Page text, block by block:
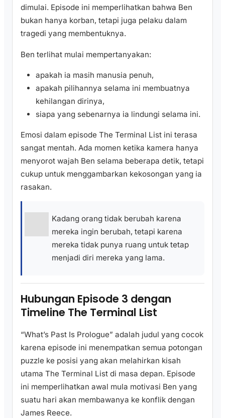
dimulai. Episode ini memperlihatkan bahwa Ben
bukan hanya korban, tetapi juga pelaku dalam
tragedi yang membentuknya.
Ben terlihat mulai mempertanyakan:
apakah ia masih manusia penuh,
apakah pilihannya selama ini membuatnya
kehilangan dirinya,
siapa yang sebenarnya ia lindungi selama ini.
Emosi dalam episode The Terminal List ini terasa
sangat mentah. Ada momen ketika kamera hanya
menyorot wajah Ben selama beberapa detik, tetapi
cukup untuk menggambarkan kekosongan yang ia
rasakan.
Kadang orang tidak berubah karena
mereka ingin berubah, tetapi karena
mereka tidak punya ruang untuk tetap
menjadi diri mereka yang lama.
Hubungan Episode 3 dengan
Timeline The Terminal List
“What’s Past Is Prologue” adalah judul yang cocok
karena episode ini menempatkan semua potongan
puzzle ke posisi yang akan melahirkan kisah
utama The Terminal List di masa depan. Episode
ini memperlihatkan awal mula motivasi Ben yang
suatu hari akan membawanya ke konflik dengan
James Reece.